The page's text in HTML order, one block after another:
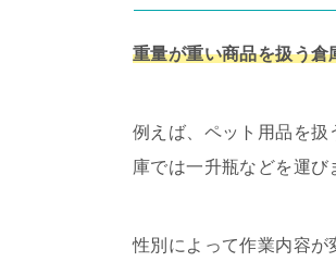
重量が重い商品を扱う
例えば、ペット用品を
庫では一升瓶などを運び
性別によって作業内容が